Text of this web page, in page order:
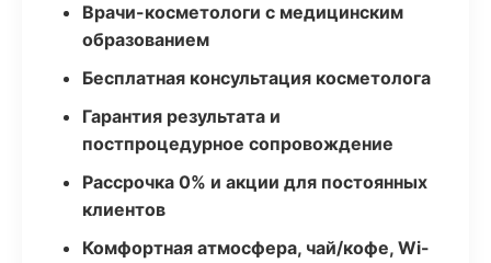
Врачи-косметологи с медицинским
образованием
Бесплатная консультация косметолога
Гарантия результата и
постпроцедурное сопровождение
Рассрочка 0% и акции для постоянных
клиентов
Комфортная атмосфера, чай/кофе, Wi-